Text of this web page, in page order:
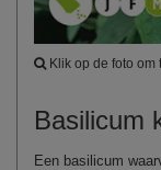
Klik op de foto om
Basilicum
Een basilicum